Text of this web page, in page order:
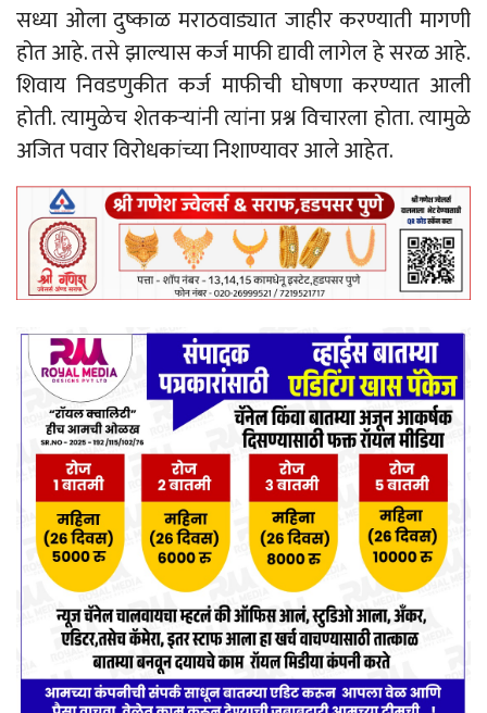
सध्या ओला दुष्काळ मराठवाड्यात जाहीर करण्याती मागणी
होत आहे. तसे झाल्यास कर्ज माफी द्यावी लागेल हे सरळ आहे.
शिवाय निवडणुकीत कर्ज माफीची घोषणा करण्यात आली
होती. त्यामुळेच शेतकऱ्यांनी त्यांना प्रश्न विचारला होता. त्यामुळे
अजित पवार विरोधकांच्या निशाण्यावर आले आहेत.